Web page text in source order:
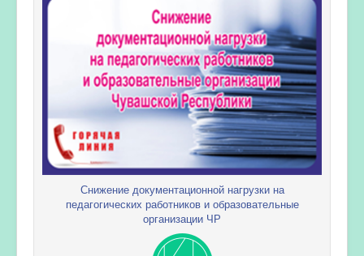
Снижение документационной нагрузки на
педагогических работников и образовательные
организации ЧР